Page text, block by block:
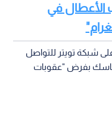
الأعطال في
شبكة تويتر للتواصل
ماسك بفرض "عقوبات